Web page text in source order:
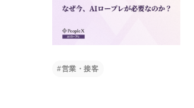
#営業・接客